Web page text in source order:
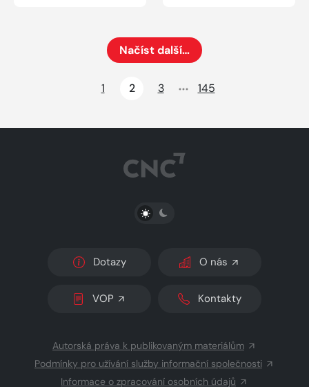
Načíst další…
1
2 3 145
PŘEPNOUT SVĚTLÝ/TMAVÝ REŽIM
Dotazy O nás
VOP Kontakty
Autorská práva k publikovaným materiálům
Podmínky pro užívání služby informační společnosti
Informace o zpracování osobních údajů